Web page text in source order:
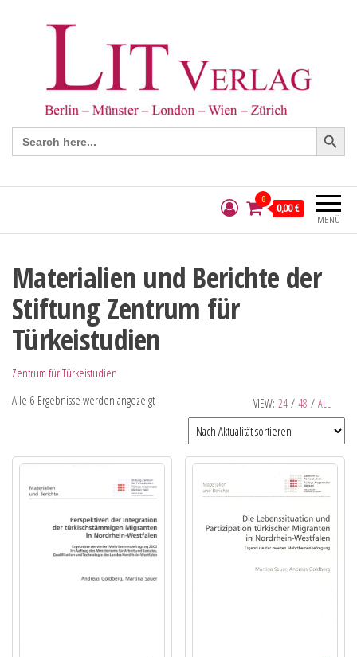
Search
for:
Search Button
MENÜ
0
0,00 €
Materialien und Berichte der
Stiftung Zentrum für
Türkeistudien
Zentrum für Türkeistudien
VIEW: 24 / 48 / ALL
Alle 6 Ergebnisse werden angezeigt